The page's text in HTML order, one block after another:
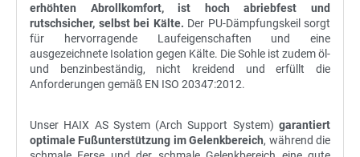
erhöhten Abrollkomfort, ist hoch abriebfest und
rutschsicher, selbst bei Kälte. Der PU-Dämpfungskeil sorgt
für hervorragende Laufeigenschaften und eine
ausgezeichnete Isolation gegen Kälte. Die Sohle ist zudem öl-
und benzinbeständig, nicht kreidend und erfüllt die
Anforderungen gemäß EN ISO 20347:2012.
Unser HAIX AS System (Arch Support System) garantiert
optimale Fußunterstützung im Gelenkbereich, während die